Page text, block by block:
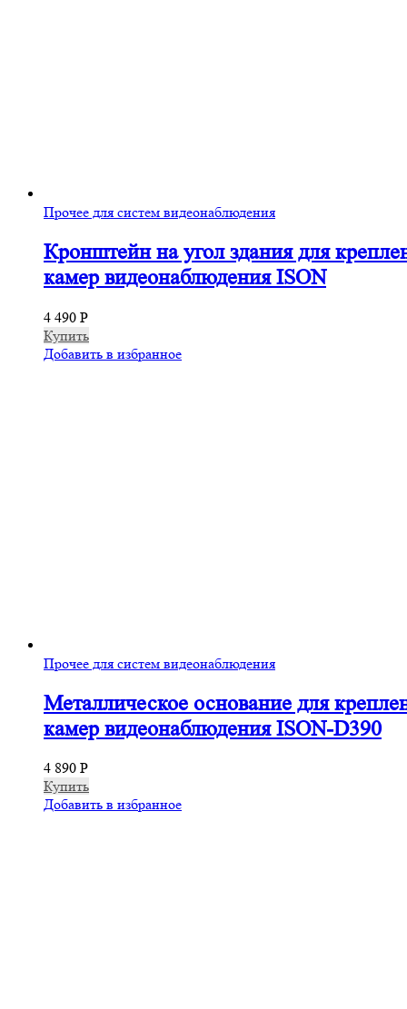
Прочее для систем видеонаблюдения
Кронштейн на угол здания для
камер видеонаблюдения ISON
4 490 Р
Купить
Добавить в избранное
Прочее для систем видеонаблюдения
Металлическое основание для
камер видеонаблюдения ISON-D390
4 890 Р
Купить
Добавить в избранное